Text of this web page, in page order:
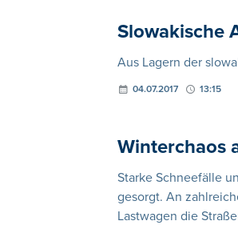
Slowakische
Aus Lagern der
04.07.2017 13:15
Winterchaos
Starke Schneefälle
gesorgt. An
Lastwagen die